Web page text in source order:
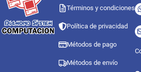
Términos y condiciones
Política de privacidad
Métodos de pago
Métodos de envío